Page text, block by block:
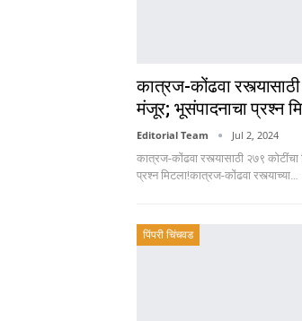
कात्रज-कोंढवा
मंजूर; भूसंपादनाचा प्रश्न
Editorial Team Jul 2, 2024
कात्रज-कोंढवा रस्त्यासाठी २७९
प्रश्न मिटला!कात्रज-कोंढवा रस्त्याच्या
पिंपरी चिंचवड